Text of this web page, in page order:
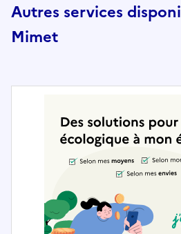
Autres services
Mimet